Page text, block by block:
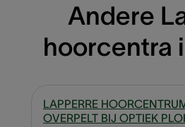
Andere
hoorcentra
LAPPERRE
OVERPELT BIJ OPTIEK